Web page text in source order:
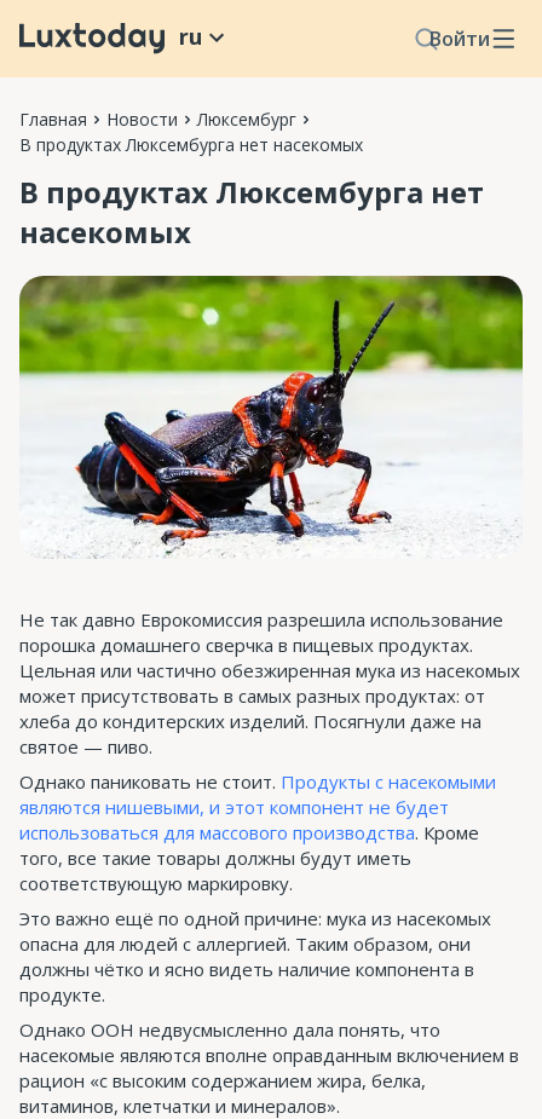
Войти
ru
Главная Новости
Люксембург
В продуктах Люксембурга нет насекомых
В продуктах Люксембурга нет
насекомых
Не так давно Еврокомиссия разрешила использование
порошка домашнего сверчка в пищевых продуктах.
Цельная или частично обезжиренная мука из насекомых
может присутствовать в самых разных продуктах: от
хлеба до кондитерских изделий. Посягнули даже на
святое — пиво.
Однако паниковать не стоит. Продукты с насекомыми
являются нишевыми, и этот компонент не будет
использоваться для массового производства. Кроме
того, все такие товары должны будут иметь
соответствующую маркировку.
Это важно ещё по одной причине: мука из насекомых
опасна для людей с аллергией. Таким образом, они
должны чётко и ясно видеть наличие компонента в
продукте.
Однако ООН недвусмысленно дала понять, что
насекомые являются вполне оправданным включением в
рацион «с высоким содержанием жира, белка,
витаминов, клетчатки и минералов».